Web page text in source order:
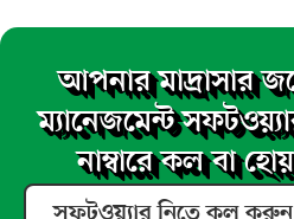
আপনার মাদ্রাসার
ম্যানেজমেন্ট
নাম্বারে কল বা